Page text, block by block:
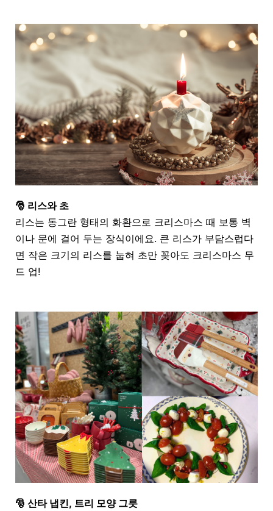
🎅 리스와 초
리스는 동그란 형태의 화환으로 크리스마스 때 보통 벽
이나 문에 걸어 두는 장식이에요. 큰 리스가 부담스럽다
면 작은 크기의 리스를 눕혀 초만 꽂아도 크리스마스 무
드 업!
🎅 산타 냅킨, 트리 모양 그릇